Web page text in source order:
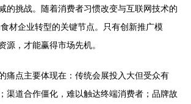
的挑战。随着消费者习惯改变与互联网技术的
材企业转型的关键节点。只有创新推广模
源，才能赢得市场先机。
痛点主要体现在：传统会展投入大但受众有
渠道合作僵化，难以触达终端消费者；品牌故